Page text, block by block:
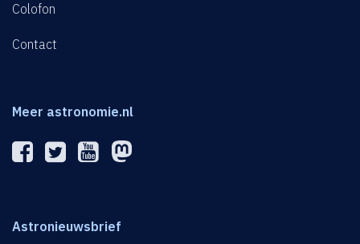
Colofon
Contact
Meer astronomie.nl
Astronieuwsbrief